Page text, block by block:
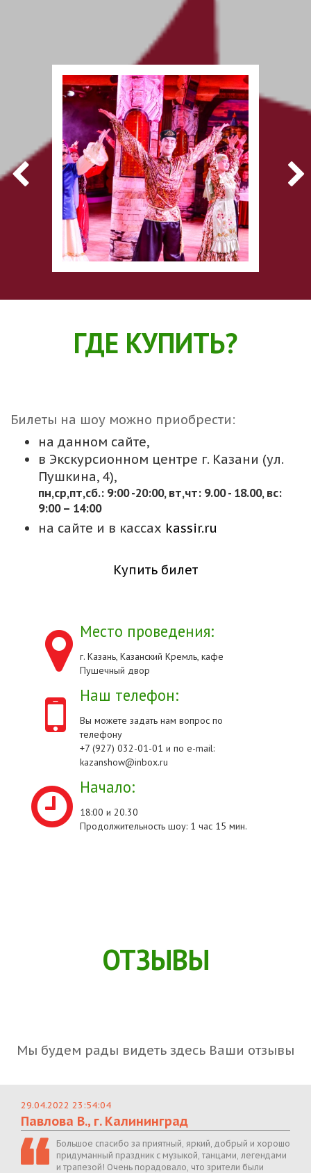
ГДЕ КУПИТЬ?
Билеты на шоу можно приобрести:
на данном сайте,
в Экскурсионном центре г. Казани (ул.
Пушкина, 4),
пн,cр,пт,сб.: 9:00 -20:00, вт,чт: 9.00 - 18.00, вс:
9:00 – 14:00
на сайте и в кассах kassir.ru
Купить билет
Место проведения:
г. Казань, Казанский Кремль, кафе
Пушечный двор
Наш телефон:
Вы можете задать нам вопрос по
телефону
+7 (927) 032-01-01 и по e-mail:
kazanshow@inbox.ru
Начало:
18:00 и 20.30
Продолжительность шоу: 1 час 15 мин.
ОТЗЫВЫ
Мы будем рады видеть здесь Ваши отзывы
29.04.2022 23:54:04
Павлова В., г. Калининград
Большое спасибо за приятный, яркий, добрый и хорошо
придуманный праздник с музыкой, танцами, легендами
и трапезой! Очень порадовало, что зрители были